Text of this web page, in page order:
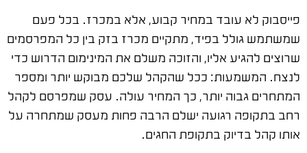
פייסבוק לא עובד במחיר קבוע, אלא במכרז. בכל פעם
שמשתמש גולל בפיד, מתקיים מכרז בזק בין כל המפרסמים
שרוצים להגיע אליו, והזוכה משלם את המינימום הדרוש כדי
לנצח. המשמעות: ככל שהקהל שלכם מבוקש יותר ומספר
המתחרים גבוה יותר, כך המחיר עולה. עסק שמפרסם לקהל
רחב בתקופה רגועה ישלם הרבה פחות מעסק שמתחרה על
אותו קהל בדיוק בתקופת החגים.